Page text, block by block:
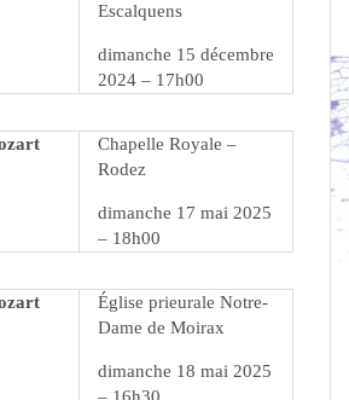
Escalquens
dimanche 15 décembre
2024 – 17h00
Chapelle Royale –
Rodez
dimanche 17 mai 2025
– 18h00
Église prieurale Notre-
Dame de Moirax
dimanche 18 mai 2025